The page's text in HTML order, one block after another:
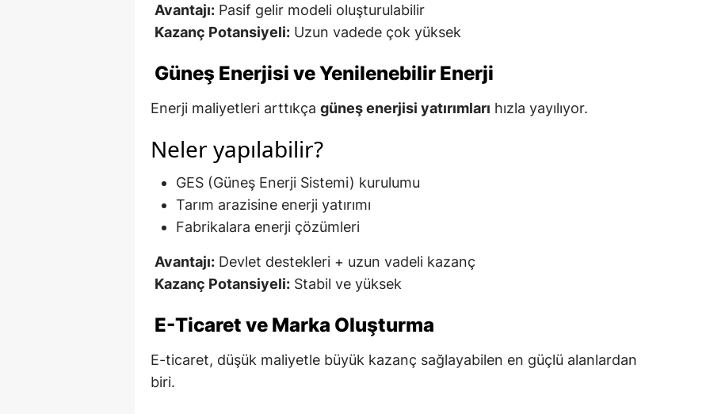
Avantajı: Pasif gelir modeli oluşturulabilir
Kazanç Potansiyeli: Uzun vadede çok yüksek
Güneş Enerjisi ve Yenilenebilir Enerji
Enerji maliyetleri arttıkça güneş enerjisi yatırımları hızla yayılıyor.
Neler yapılabilir?
GES (Güneş Enerji Sistemi) kurulumu
Tarım arazisine enerji yatırımı
Fabrikalara enerji çözümleri
Avantajı: Devlet destekleri + uzun vadeli kazanç
Kazanç Potansiyeli: Stabil ve yüksek
E-Ticaret ve Marka Oluşturma
E-ticaret, düşük maliyetle büyük kazanç sağlayabilen en güçlü alanlardan
biri.